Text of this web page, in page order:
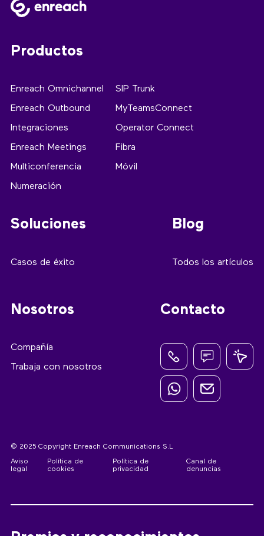
Productos
Enreach Omnichannel
Enreach Outbound
Integraciones
Enreach Meetings
Multiconferencia
Numeración
SIP Trunk
MyTeamsConnect
Operator Connect
Fibra
Móvil
Soluciones
Casos de éxito
Blog
Todos los artículos
Nosotros
Compañía
Trabaja con nosotros
Contacto
© 2025 Copyright Enreach Communications S.L
Aviso
legal
Política de
cookies
Política de
privacidad
Canal de
denuncias